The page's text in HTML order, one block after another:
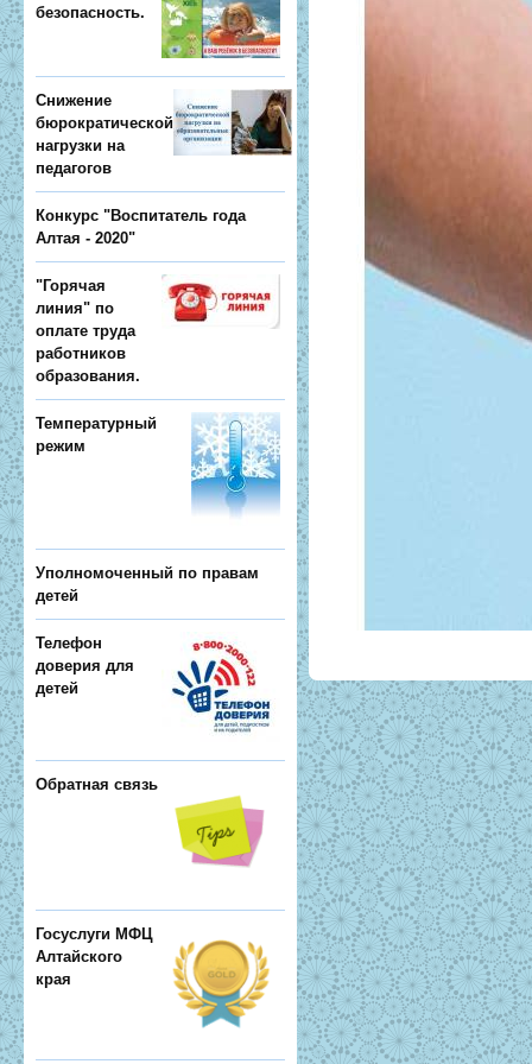
безопасность.
Снижение
бюрократической
нагрузки на
педагогов
Конкурс "Воспитатель года
Алтая - 2020"
"Горячая
линия" по
оплате труда
работников
образования.
Температурный
режим
Уполномоченный по правам
детей
Телефон
доверия для
детей
Обратная связь
Госуслуги МФЦ
Алтайского
края